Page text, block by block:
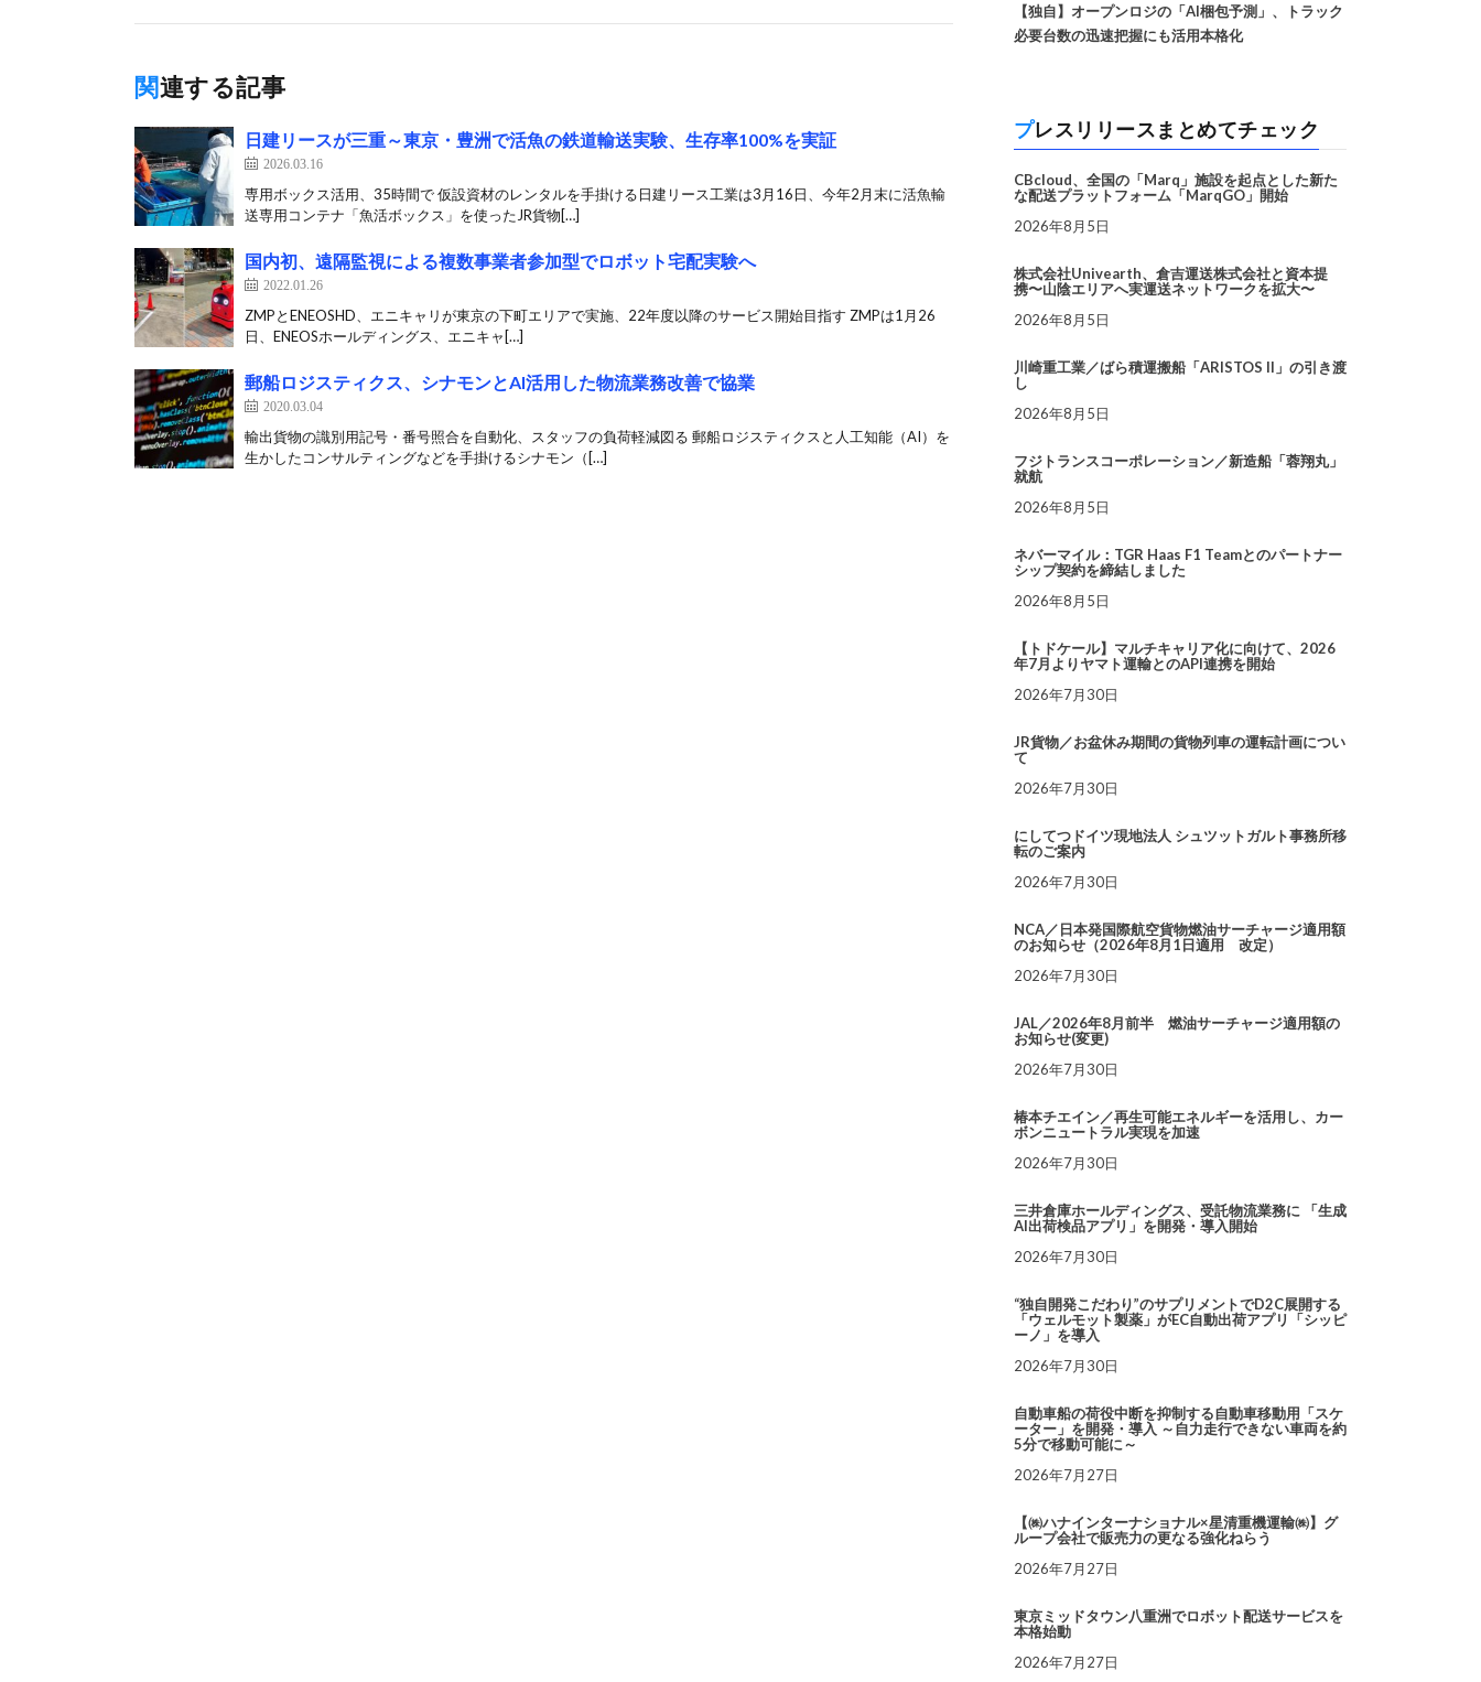
関連する記事
日建リースが三重～東京・豊洲で活魚の鉄道輸送実験、生存率100%を実証
2026.03.16
専用ボックス活用、35時間で 仮設資材のレンタルを手掛ける日建リース工業は3月16日、今年2月末に活魚輸
送専用コンテナ「魚活ボックス」を使ったJR貨物[…]
国内初、遠隔監視による複数事業者参加型でロボット宅配実験へ
2022.01.26
ZMPとENEOSHD、エニキャリが東京の下町エリアで実施、22年度以降のサービス開始目指す ZMPは1月26
日、ENEOSホールディングス、エニキャ[…]
郵船ロジスティクス、シナモンとAI活用した物流業務改善で協業
2020.03.04
輸出貨物の識別用記号・番号照合を自動化、スタッフの負荷軽減図る 郵船ロジスティクスと人工知能（AI）を
生かしたコンサルティングなどを手掛けるシナモン（[…]
【独自】オープンロジの「AI梱包予測」、トラック
必要台数の迅速把握にも活用本格化
プレスリリースまとめてチェック
CBcloud、全国の「Marq」施設を起点とした新た
な配送プラットフォーム「MarqGO」開始
2026年8月5日
株式会社Univearth、倉吉運送株式会社と資本提
携〜山陰エリアへ実運送ネットワークを拡大〜
2026年8月5日
川崎重工業／ばら積運搬船「ARISTOS II」の引き渡
し
2026年8月5日
フジトランスコーポレーション／新造船「蓉翔丸」
就航
2026年8月5日
ネバーマイル：TGR Haas F1 Teamとのパートナー
シップ契約を締結しました
2026年8月5日
【トドケール】マルチキャリア化に向けて、2026
年7月よりヤマト運輸とのAPI連携を開始
2026年7月30日
JR貨物／お盆休み期間の貨物列車の運転計画につい
て
2026年7月30日
にしてつドイツ現地法人 シュツットガルト事務所移
転のご案内
2026年7月30日
NCA／日本発国際航空貨物燃油サーチャージ適用額
のお知らせ（2026年8月1日適用 改定）
2026年7月30日
JAL／2026年8月前半 燃油サーチャージ適用額の
お知らせ(変更)
2026年7月30日
椿本チエイン／再生可能エネルギーを活用し、カー
ボンニュートラル実現を加速
2026年7月30日
三井倉庫ホールディングス、受託物流業務に 「生成
AI出荷検品アプリ」を開発・導入開始
2026年7月30日
“独自開発こだわり”のサプリメントでD2C展開する
「ウェルモット製薬」がEC自動出荷アプリ「シッピ
ーノ」を導入
2026年7月30日
自動車船の荷役中断を抑制する自動車移動用「スケ
ーター」を開発・導入 ～自力走行できない車両を約
5分で移動可能に～
2026年7月27日
【㈱ハナインターナショナル×星清重機運輸㈱】グ
ループ会社で販売力の更なる強化ねらう
2026年7月27日
東京ミッドタウン八重洲でロボット配送サービスを
本格始動
2026年7月27日